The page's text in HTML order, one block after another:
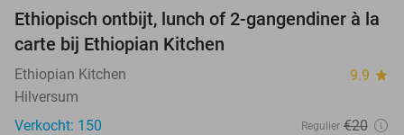
45%
Ethiopisch ontbijt, lunch of 2-gangendiner à la
carte bij Ethiopian Kitchen
Ethiopian Kitchen 9.9 star
Hilversum
Verkocht: 150
Regulier €20